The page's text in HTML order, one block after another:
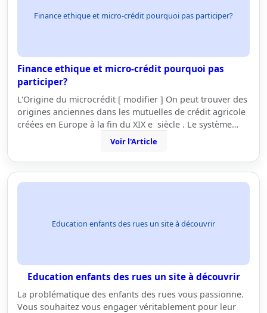
Finance ethique et micro-crédit pourquoi pas participer?
Finance ethique et micro-crédit pourquoi pas
participer?
L'Origine du microcrédit [ modifier ] On peut trouver des
origines anciennes dans les mutuelles de crédit agricole
créées en Europe à la fin du XIX e siècle . Le système…
Voir l'Article
Education enfants des rues un site à découvrir
Education enfants des rues un site à découvrir
La problématique des enfants des rues vous passionne.
Vous souhaitez vous engager véritablement pour leur